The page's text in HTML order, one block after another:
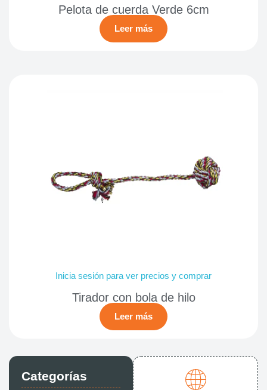
Categorías
Pelota de cuerda Verde 6cm
Leer más
Inicia sesión para ver precios y comprar
Tirador con bola de hilo
Leer más